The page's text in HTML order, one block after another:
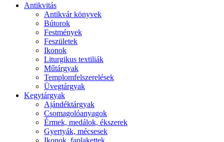
Antikvitás
Antikvár könyvek
Bútorok
Festmények
Feszületek
Ikonok
Liturgikus textiliák
Műtárgyak
Templomfelszerelések
Üvegtárgyak
Kegytárgyak
Ajándéktárgyak
Csomagolóanyagok
Érmek, medálok, ékszerek
Gyertyák, mécsesek
Ikonok, faplakettek